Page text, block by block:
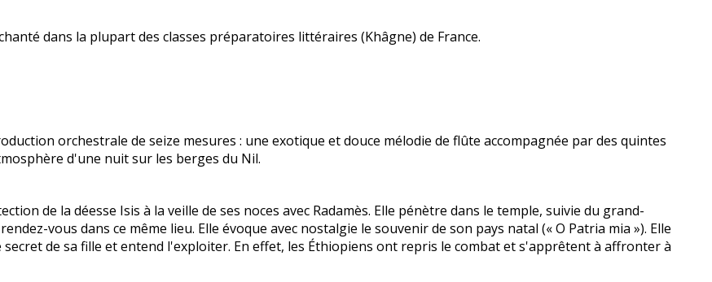
dans la plupart des classes préparatoires littéraires (Khâgne) de France.
orchestrale de seize mesures : une exotique et douce mélodie de flûte accompagnée par des quintes
d'une nuit sur les berges du Nil.
de la déesse Isis à la veille de ses noces avec Radamès. Elle pénètre dans le temple, suivie du grand-
vous dans ce même lieu. Elle évoque avec nostalgie le souvenir de son pays natal (« O Patria mia »). Elle
de sa fille et entend l'exploiter. En effet, les Éthiopiens ont repris le combat et s'apprêtent à affronter à